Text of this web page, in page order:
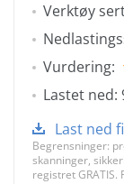
Verktøy
Vurdering:
Lastet ned:
Last ned
Begrensninger:
skanninger,
registret GRATIS.